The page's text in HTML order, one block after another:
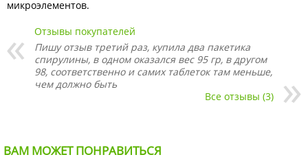
микроэлементов.
Отзывы покупателей
Пишу отзыв третий раз, купила два пакетика
спирулины, в одном оказался вес 95 гр, в другом
98, соответственно и самих таблеток там меньше,
чем должно быть
Все отзывы (3)
ВАМ МОЖЕТ ПОНРАВИТЬСЯ